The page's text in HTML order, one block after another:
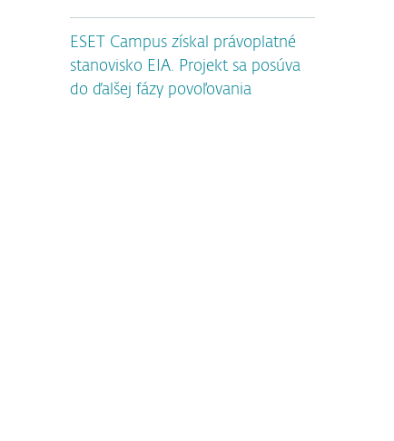
ESET Campus získal právoplatné
stanovisko EIA. Projekt sa posúva
do ďalšej fázy povoľovania